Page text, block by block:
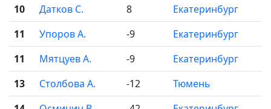
10
Датков С. 8
Екатеринбург
11
Упоров А. -9
Екатеринбург
11
Мятцуев А. -9
Екатеринбург
13
Столбова А. -12
Тюмень